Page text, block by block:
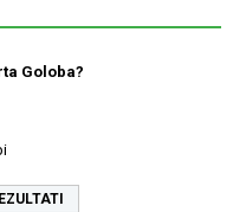
Goloba?